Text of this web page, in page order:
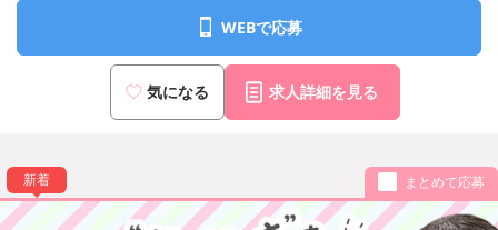
JR「新橋」駅 銀座口より徒歩12分
WEBで応募
気になる 求人詳細を見る
新着 まとめて応募